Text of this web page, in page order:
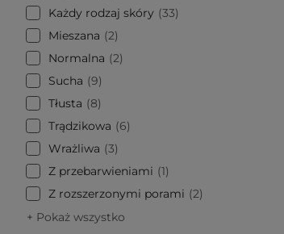
Każdy rodzaj skóry
33
Mieszana
2
Normalna
2
Sucha
9
Tłusta
8
Trądzikowa
6
Wrażliwa
3
Z przebarwieniami
1
Z rozszerzonymi porami
2
+ Pokaż wszystko